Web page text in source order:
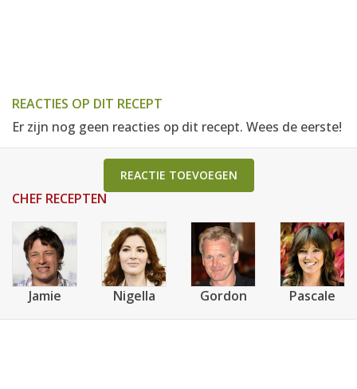
REACTIES OP DIT RECEPT
Er zijn nog geen reacties op dit recept. Wees de eerste!
REACTIE TOEVOEGEN
CHEF RECEPTEN
Jamie Nigella Gordon Pascale